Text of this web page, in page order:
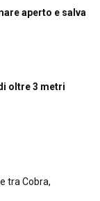
aperto e salva
oltre 3 metri
tra Cobra,